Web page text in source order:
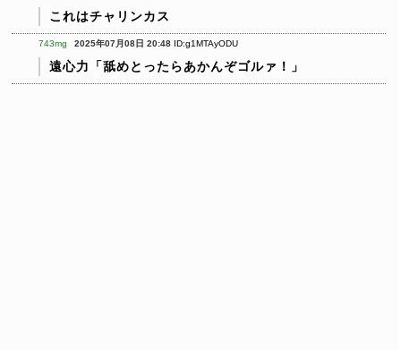
これはチャリンカス
743mg 2025年07月08日 20:48 ID:g1MTAyODU
遠心力「舐めとったらあかんぞゴルァ！」